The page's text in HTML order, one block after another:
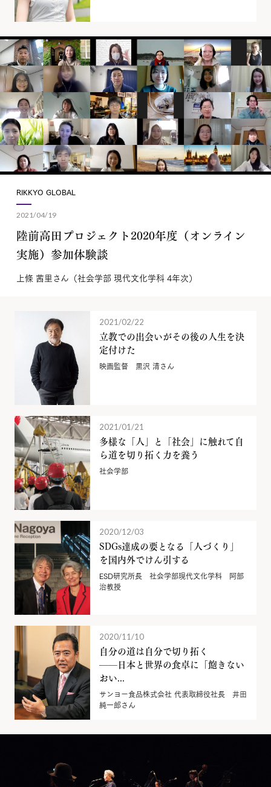
RIKKYO GLOBAL
2021/04/19
陸前高田プロジェクト2020年度（オンライン
実施）参加体験談
上條 茜里さん（社会学部 現代文化学科 4年次）
2021/02/22
立教での出会いがその後の人生を決
定付けた
映画監督 黒沢 清さん
2021/01/21
多様な「人」と「社会」に触れて自
ら道を切り拓く力を養う
社会学部
2020/12/03
SDGs達成の要となる「人づくり」
を国内外でけん引する
ESD研究所長 社会学部現代文化学科 阿部
治教授
2020/11/10
自分の道は自分で切り拓く
——日本と世界の食卓に「飽きない
おい...
サンヨー食品株式会社 代表取締役社長 井田
純一郎さん